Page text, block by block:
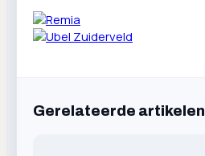
Gerelateerde artikelen